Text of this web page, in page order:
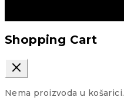
Shopping Cart
Nema proizvoda u košarici.